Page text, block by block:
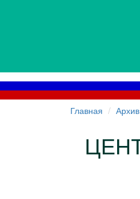
Главная Архив